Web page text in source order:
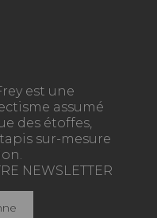
est une
assumé
des étoffes,
sur-mesure
NEWSLETTER